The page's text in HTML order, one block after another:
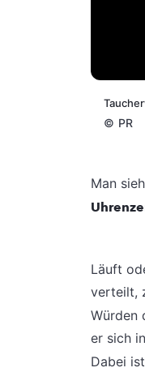
© PR
Man
Läuft
verteilt,
Würden
er sich
Dabei